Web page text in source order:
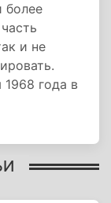
более
и не
года в